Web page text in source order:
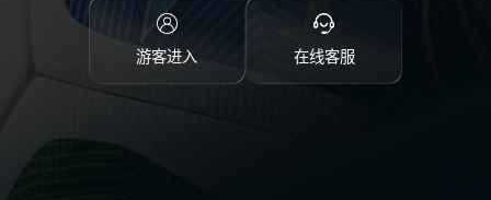
游客进入 在线客服